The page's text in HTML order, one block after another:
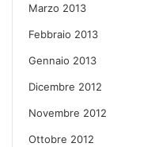
Marzo 2013
Febbraio 2013
Gennaio 2013
Dicembre 2012
Novembre 2012
Ottobre 2012